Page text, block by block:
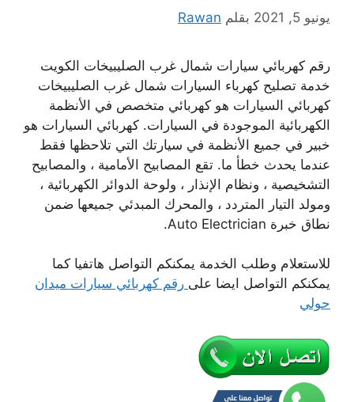
يونيو 5, 2021 بقلم Rawan
رقم كهربائي سيارات شمال غرب الصليبيخات الكويت
خدمة تصليح كهرباء السيارات شمال غرب الصليبيخات
كهربائي السيارات هو كهربائي متخصص في الأنظمة
الكهربائية الموجودة في السيارات. كهربائي السيارات هو
خبير في جميع الأنظمة في سيارتك التي تلاحظها فقط
عندما يحدث خطأ ما. تقع المصابيح الأمامية ، والمصابيح
التشخيصية ، ونظام الإنذار ، ولوحة الدوائر الكهربائية ،
ومولد التيار المتردد ، والمحرك المبدئي جميعها ضمن
نطاق خبرة Auto Electrician.
للاستعلام وطلب الخدمة يمكنكم التواصل هاتفيا كما
يمكنكم التواصل ايضا على رقم كهربائي سيارات ميدان
حولي